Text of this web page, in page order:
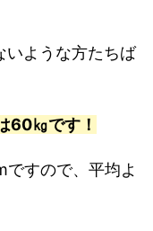
いような方たちば
60㎏です！
ですので、平均よ